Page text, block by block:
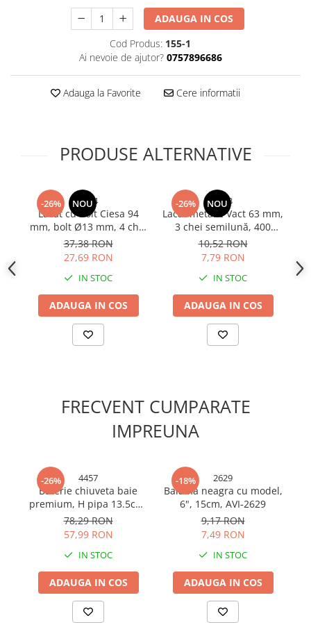
Curatenie generala
Bureti si lavete
Maturi, Mopuri si galeti
Accesorii decorative
Benzi LED
Accesorii corpuri de iluminat
Accesorii prelungitoare
Accesorii prize si intrerupatoare
Aplice fatada
Aplice si plafoniere
Becuri
Cabluri electrice si conductori
Cabluri si adaptoare
Insecticide & capcane
Kit-uri Smart Home si senzori
Perii, trimere si clesti animale
Zgarzi, lese si hamuri
Produse ingrijire incaltaminte si
ADAUGA IN COS
Cod Produs: 155-1
Ai nevoie de ajutor? 0757896686
Adauga la Favorite Cere informatii
PRODUSE ALTERNATIVE
-26% NOU
4934
Lacat cu bolt Ciesa 94
mm, bolt Ø13 mm, 4 chei
tip amprenta, 1.000
grame, AVI-4934
37,38 RON
27,69 RON
IN STOC
ADAUGA IN COS
-26% NOU
4923
Lacăt metalic Vact 63 mm,
3 chei semilună, 400
grame, corp negru, verigă
cromată, AVI-4923
10,52 RON
7,79 RON
IN STOC
ADAUGA IN COS
FRECVENT CUMPARATE
IMPREUNA
-26% 4457
Baterie chiuveta baie
premium, H pipa 13.5cm,
H total 18cm, L pipa
14cm, gri cromat, AVI-
78,29 RON
57,99 RON
IN STOC
ADAUGA IN COS
-18% 2629
Balama neagra cu model,
6", 15cm, AVI-2629
9,17 RON
7,49 RON
IN STOC
ADAUGA IN COS